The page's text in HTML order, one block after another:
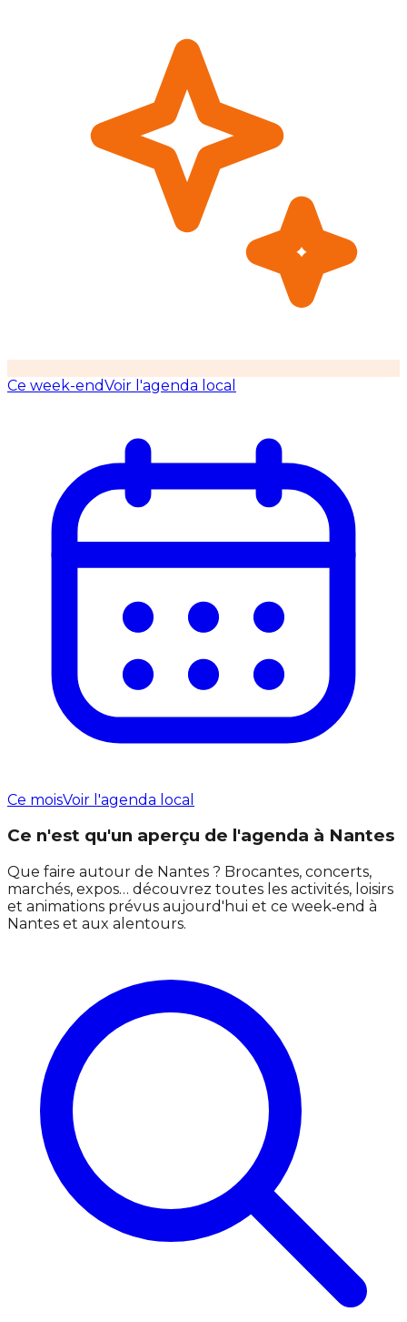
Ce week-endVoir l'agenda local
Ce moisVoir l'agenda local
Ce n'est qu'un aperçu de l'agenda à Nantes
Que faire autour de Nantes ? Brocantes, concerts,
marchés, expos… découvrez toutes les activités, loisirs
et animations prévus aujourd'hui et ce week‑end à
Nantes et aux alentours.